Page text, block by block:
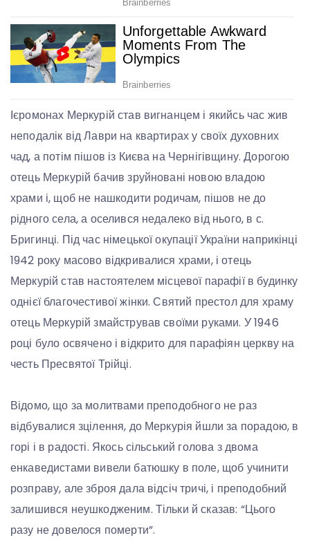
Ієромонах Меркурій став вигнанцем і якийсь час жив
неподалік від Лаври на квартирах у своїх духовних
чад, а потім пішов із Києва на Чернігівщину. Дорогою
отець Меркурій бачив зруйновані новою владою
храми і, щоб не нашкодити родичам, пішов не до
рідного села, а оселився недалеко від нього, в с.
Бригинці. Під час німецької окупації України наприкінці
1942 року масово відкривалися храми, і отець
Меркурій став настоятелем місцевої парафії в будинку
однієї благочестивої жінки. Святий престол для храму
отець Меркурій змайстрував своїми руками. У 1946
році було освячено і відкрито для парафіян церкву на
честь Пресвятої Трійці.
Відомо, що за молитвами преподобного не раз
відбувалися зцілення, до Меркурія йшли за порадою, в
горі і в радості. Якось сільський голова з двома
енкаведистами вивели батюшку в поле, щоб учинити
розправу, але зброя дала відсіч тричі, і преподобний
залишився неушкодженим. Тільки й сказав: “Цього
разу не довелося померти”.